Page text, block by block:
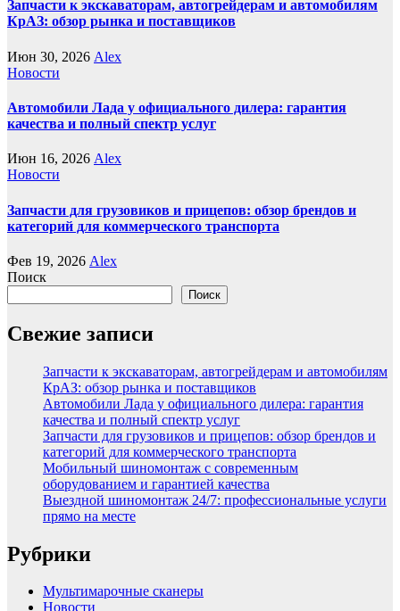
Запчасти к экскаваторам, автогрейдерам и автомобилям
КрАЗ: обзор рынка и поставщиков
Июн 30, 2026 Alex
Новости
Автомобили Лада у официального дилера: гарантия
качества и полный спектр услуг
Июн 16, 2026 Alex
Новости
Запчасти для грузовиков и прицепов: обзор брендов и
категорий для коммерческого транспорта
Фев 19, 2026 Alex
Поиск
Поиск
Свежие записи
Запчасти к экскаваторам, автогрейдерам и автомобилям
КрАЗ: обзор рынка и поставщиков
Автомобили Лада у официального дилера: гарантия
качества и полный спектр услуг
Запчасти для грузовиков и прицепов: обзор брендов и
категорий для коммерческого транспорта
Мобильный шиномонтаж с современным
оборудованием и гарантией качества
Выездной шиномонтаж 24/7: профессиональные услуги
прямо на месте
Рубрики
Мультимарочные сканеры
Новости